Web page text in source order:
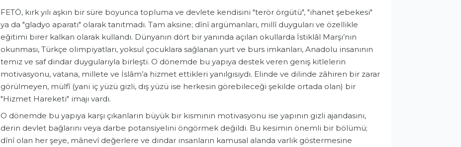
​FETÖ, kırk yılı aşkın bir süre boyunca topluma ve devlete kendisini "terör örgütü", "ihanet şebekesi"
ya da "gladyo aparatı" olarak tanıtmadı. Tam aksine; dînî argümanları, millî duyguları ve özellikle
eğitimi birer kalkan olarak kullandı. Dünyanın dört bir yanında açılan okullarda İstiklâl Marşı’nın
okunması, Türkçe olimpiyatları, yoksul çocuklara sağlanan yurt ve burs imkanları, Anadolu insanının
temiz ve saf dindar duygularıyla birleşti. O dönemde bu yapıya destek veren geniş kitlelerin
motivasyonu, vatana, millete ve İslâm’a hizmet ettikleri yanılgısıydı. Elinde ve dilinde zâhiren bir zarar
görülmeyen, mülfî (yani iç yüzü gizli, dış yüzü ise herkesin görebileceği şekilde ortada olan) bir
"Hizmet Hareketi" imajı vardı.
​O dönemde bu yapıya karşı çıkanların büyük bir kısmının motivasyonu ise yapının gizli ajandasını,
derin devlet bağlarını veya darbe potansiyelini öngörmek değildi. Bu kesimin önemli bir bölümü;
dînî olan her şeye, mânevî değerlere ve dindar insanların kamusal alanda varlık göstermesine